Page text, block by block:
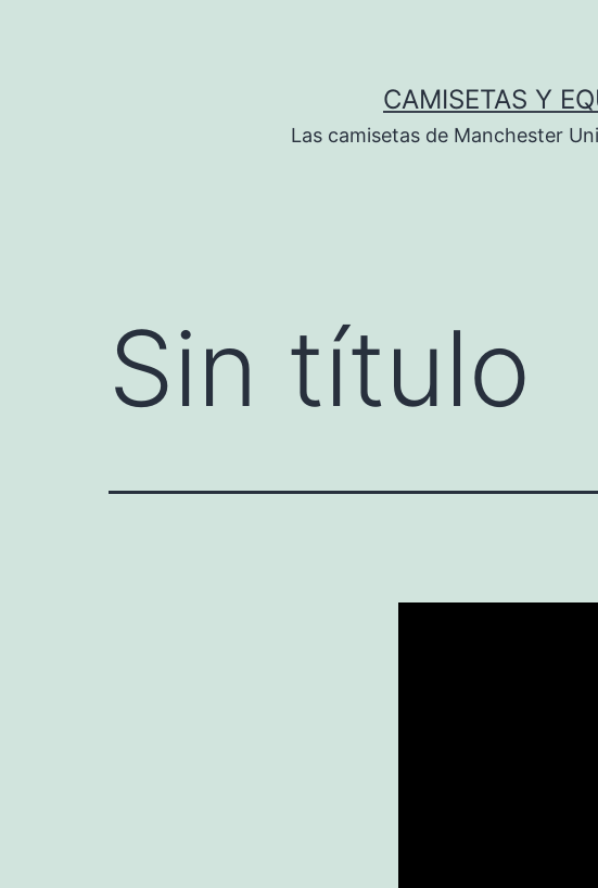
CAMISETAS Y
Las camisetas de Manchester
Sin título